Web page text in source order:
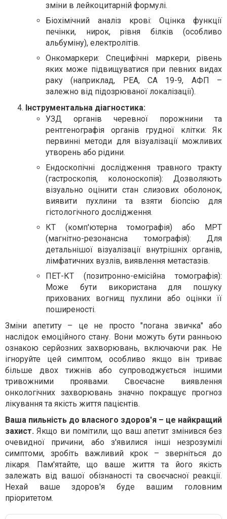
зміни в лейкоцитарній формулі.
Біохімічний аналіз крові: Оцінка функції
печінки, нирок, рівня білків (особливо
альбуміну), електролітів.
Онкомаркери: Специфічні маркери, рівень
яких може підвищуватися при певних видах
раку (наприклад, РЕА, СА 19-9, АФП –
залежно від підозрюваної локалізації).
Інструментальна діагностика:
УЗД органів черевної порожнини та
рентгенографія органів грудної клітки: Як
первинні методи для візуалізації можливих
утворень або рідини.
Ендоскопічні дослідження травного тракту
(гастроскопія, колоноскопія): Дозволяють
візуально оцінити стан слизових оболонок,
виявити пухлини та взяти біопсію для
гістологічного дослідження.
КТ (комп'ютерна томографія) або МРТ
(магнітно-резонансна томографія): Для
детальнішої візуалізації внутрішніх органів,
лімфатичних вузлів, виявлення метастазів.
ПЕТ-КТ (позитронно-емісійна томографія):
Може бути використана для пошуку
прихованих вогнищ пухлини або оцінки її
поширеності.
Зміни апетиту – це не просто "погана звичка" або
наслідок емоційного стану. Вони можуть бути ранньою
ознакою серйозних захворювань, включаючи рак. Не
ігноруйте цей симптом, особливо якщо він триває
більше двох тижнів або супроводжується іншими
тривожними проявами. Своєчасне виявлення
онкологічних захворювань значно покращує прогноз
лікування та якість життя пацієнтів.
Ваша пильність до власного здоров'я – це найкращий
захист. Якщо ви помітили, що ваш апетит змінився без
очевидної причини, або з'явилися інші незрозумілі
симптоми, зробіть важливий крок – зверніться до
лікаря. Пам'ятайте, що ваше життя та його якість
залежать від вашої обізнаності та своєчасної реакції.
Нехай ваше здоров'я буде вашим головним
пріоритетом.